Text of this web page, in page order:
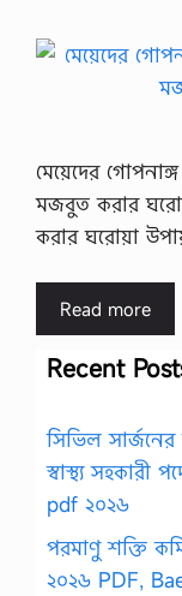
মেয়েদের
মজবুত করার
করার ঘরোয়া
Read more
Recent
সিভিল
স্বাস্থ্য সহকারী
pdf ২০২৬
পরমাণু শক্তি
২০২৬ PDF,